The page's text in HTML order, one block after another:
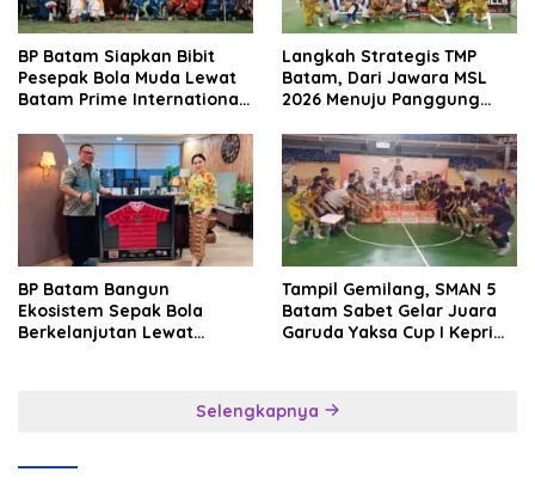
BP Batam Siapkan Bibit
Pesepak Bola Muda Lewat
Batam Prime International
Langkah Strategis TMP
Batam, Dari Jawara MSL
2026 Menuju Panggung
BP Batam Bangun
Ekosistem Sepak Bola
Berkelanjutan Lewat
Tampil Gemilang, SMAN 5
Batam Sabet Gelar Juara
Garuda Yaksa Cup I Kepri
Selengkapnya